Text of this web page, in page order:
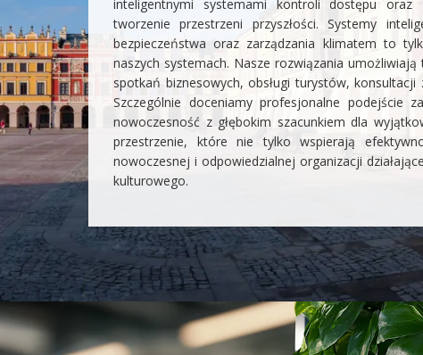
inteligentnymi systemami kontroli dostępu oraz
tworzenie przestrzeni przyszłości. Systemy
bezpieczeństwa oraz zarządzania klimatem to
naszych systemach. Nasze rozwiązania
spotkań biznesowych, obsługi turystów, konsultacji
Szczególnie doceniamy profesjonalne podejście
nowoczesność z głębokim szacunkiem dla
przestrzenie, które nie tylko wspierają
nowoczesnej i odpowiedzialnej organizacji
kulturowego.